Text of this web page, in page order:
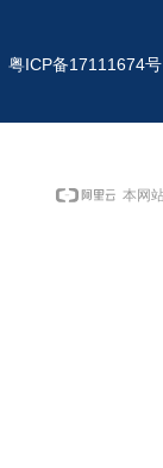
粤ICP备17111674号
本网